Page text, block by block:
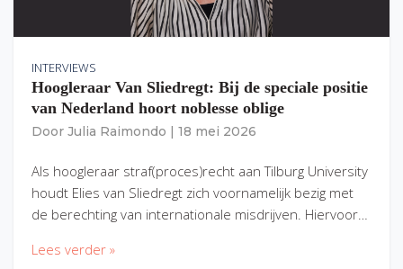
INTERVIEWS
Hoogleraar Van Sliedregt: Bij de speciale positie
van Nederland hoort noblesse oblige
Door Julia Raimondo 18 mei 2026
Als hoogleraar straf(proces)recht aan Tilburg University
houdt Elies van Sliedregt zich voornamelijk bezig met
de berechting van internationale misdrijven. Hiervoor…
Lees verder »